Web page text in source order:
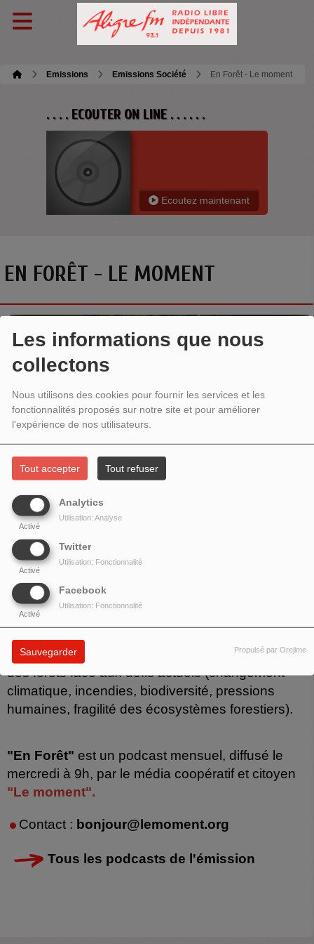
Les informations que nous
collectons
Nous utilisons des cookies pour fournir les services et les
fonctionnalités proposés sur notre site et pour améliorer
l'expérience de nos utilisateurs.
Tout accepter Tout refuser
Analytics
Activé
Utilisation: Analyse
Twitter
Activé
Utilisation: Fonctionnalité
Facebook
Activé
Utilisation: Fonctionnalité
Sauvegarder Propulsé par Orejime
Emissions Emissions Société En Forêt - Le moment
. . . . ECOUTER ON LINE . . . . . .
Ecoutez maintenant
EN FORÊT - LE MOMENT
MERCREDI, DE 09:00 À 10:00
UNE ÉMISSION MENSUELLE IMAGINÉE ET ANIMÉE PAR
PHILIPPE LESAFFRE POUR LE MÉDIA LE ZÉPHYR
En Forêt
pour protéger, préserver et repenser la gestion
des forêts face aux défis actuels (changement
climatique, incendies, biodiversité, pressions
humaines, fragilité des écosystèmes forestiers).
"En Forêt" est un podcast mensuel, diffusé le
mercredi à 9h, par le média coopératif et citoyen
"Le moment".
Contact : bonjour@lemoment.org
Tous les podcasts de l'émission